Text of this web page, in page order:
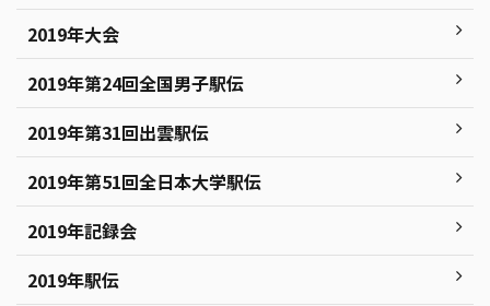
2019年大会
2019年第24回全国男子駅伝
2019年第31回出雲駅伝
2019年第51回全日本大学駅伝
2019年記録会
2019年駅伝